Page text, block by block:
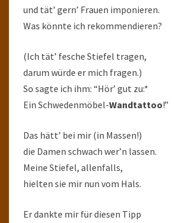
und tät’ gern’ Frauen imponieren.
Was könnte ich rekommendieren?
(Ich tät’ fesche Stiefel tragen,
darum würde er mich fragen.)
So sagte ich ihm: “Hör’ gut zu:*
Ein Schwedenmöbel-Wandtattoo!”
Das hätt’ bei mir (in Massen!)
die Damen schwach wer’n lassen.
Meine Stiefel, allenfalls,
hielten sie mir nun vom Hals.
Er dankte mir für diesen Tipp